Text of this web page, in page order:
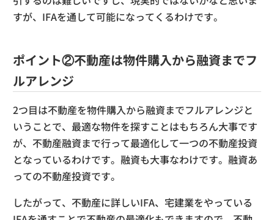
すが、IFAを通して可能になってくるわけです。
ポイント②不動産は物件購入から融資までフ
ルアレンジ
2つ目は不動産を物件購入から融資までフルアレンジと
いうことで、最適な物件を探すことはもちろん大事です
が、不動産融資まで行って最適化して一つの不動産投資
となっているわけです。融資も大事なわけです。融資あ
っての不動産投資です。
したがって、不動産に詳しいIFA、宅建業をやっている